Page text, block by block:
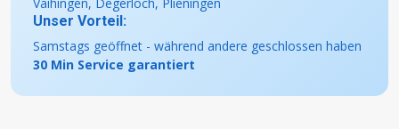
Unser Vorteil:
Samstags geöffnet - während andere geschlossen haben
30 Min Service garantiert